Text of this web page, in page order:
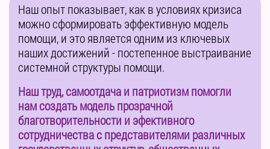
Наш опыт показывает, как в условиях кризиса
можно сформировать эффективную модель
помощи, и это является одним из ключевых
наших достижений - постепенное выстраивание
системной структуры помощи.
Наш труд, самоотдача и патриотизм помогли
нам создать модель прозрачной
благотворительности и эфективного
сотрудничества с представителями различных